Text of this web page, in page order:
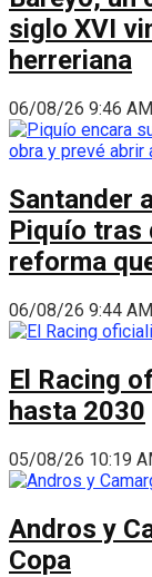
siglo XVI
herreriana
06/08/26 9:46 AM
Santander
Piquío tras
reforma
06/08/26 9:44 AM
El Racing
hasta 2030
05/08/26 10:19
Andros y
Copa